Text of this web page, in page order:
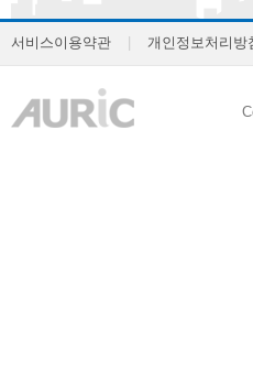
서비스이용약관 개인정보처리방